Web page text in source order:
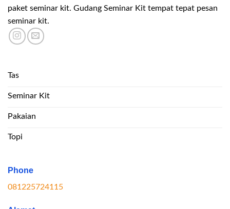
paket seminar kit. Gudang Seminar Kit tempat tepat pesan
seminar kit.
Tas
Seminar Kit
Pakaian
Topi
Phone
081225724115